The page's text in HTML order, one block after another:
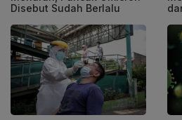
Disebut Sudah Berlalu